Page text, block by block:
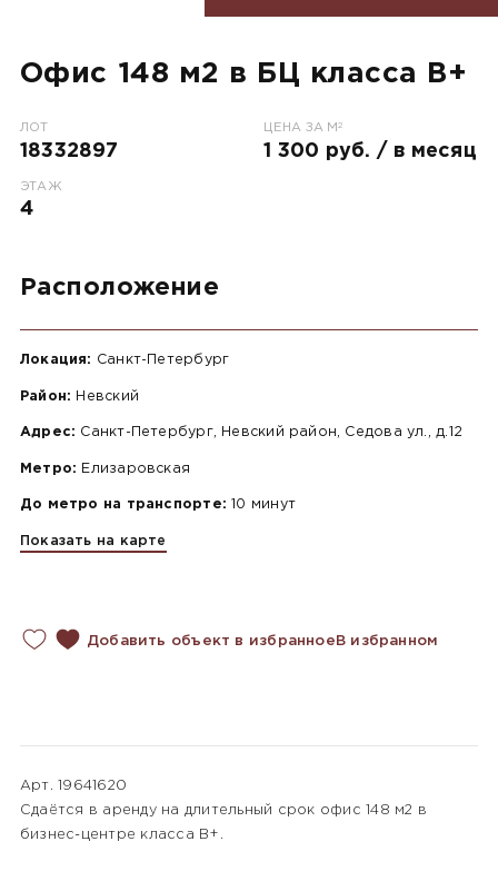
Офис 148 м2 в БЦ класса B+
ЛОТ
18332897
ЦЕНА ЗА М2
1 300 руб. / в месяц
ЭТАЖ
4
Расположение
Локация: Санкт-Петербург
Район: Невский
Адрес: Санкт-Петербург, Невский район, Седова ул., д.12
Метро: Елизаровская
До метро на транспорте: 10 минут
Показать на карте
Добавить объект в избранное В избранном
Арт. 19641620
Сдаётся в аренду на длительный срок офис 148 м2 в
бизнес-центре класса B+.